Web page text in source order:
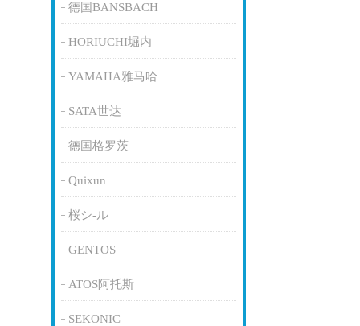
德国BANSBACH
HORIUCHI堀内
YAMAHA雅马哈
SATA世达
德国格罗茨
Quixun
桜シ-ル
GENTOS
ATOS阿托斯
SEKONIC